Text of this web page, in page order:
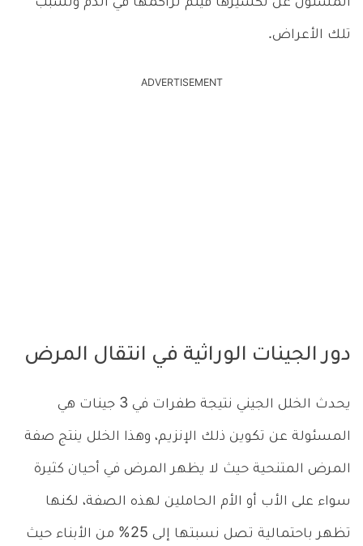
المسئول عن تكسيرها فيتم تراكمها في الدم وتسبب
تلك الأعراض.
ADVERTISEMENT
دور الجينات الوراثية في انتقال المرض
يحدث الخلل الجيني نتيجة طفرات في 3 جينات هي
المسئولة عن تكوين ذلك الإنزيم، وهذا الخلل ينتج صفة
المرض المتنحية حيث لا يظهر المرض في أحيان كثيرة
سواء على الأب أو الأم الحاملين لهذه الصفة، لكنها
تظهر باحتمالية تصل نسبتها إلى 25% من الأبناء حيث